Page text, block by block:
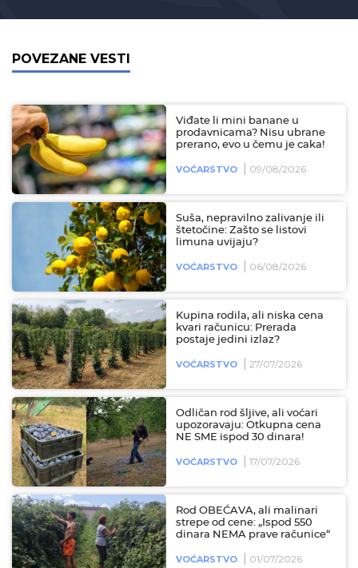
POVEZANE VESTI
Viđate li mini banane u
prodavnicama? Nisu ubrane
prerano, evo u čemu je caka!
VOĆARSTVO 09/08/2026
Suša, nepravilno zalivanje ili
štetočine: Zašto se listovi
limuna uvijaju?
VOĆARSTVO 06/08/2026
Kupina rodila, ali niska cena
kvari računicu: Prerada
postaje jedini izlaz?
VOĆARSTVO 27/07/2026
Odličan rod šljive, ali voćari
upozoravaju: Otkupna cena
NE SME ispod 30 dinara!
VOĆARSTVO 17/07/2026
Rod OBEĆAVA, ali malinari
strepe od cene: „Ispod 550
dinara NEMA prave računice“
VOĆARSTVO 01/07/2026